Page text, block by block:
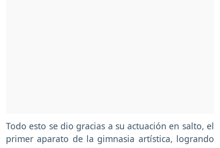
Todo esto se dio gracias a su actuación en salto, el
primer aparato de la gimnasia artística, logrando